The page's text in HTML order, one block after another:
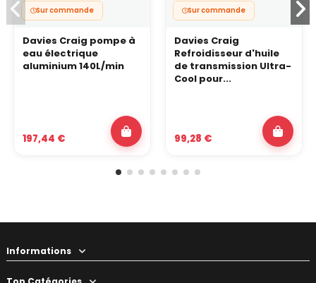
Sur commande
Davies Craig pompe à
eau électrique
aluminium 140L/min
197,44 €
Sur commande
Davies Craig
Refroidisseur d'huile
de transmission Ultra-
Cool pour...
99,28 €
Informations